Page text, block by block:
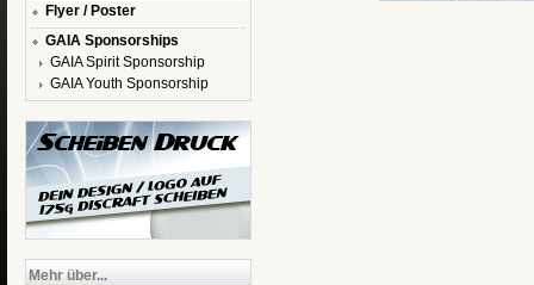
Flyer / Poster
GAIA Sponsorships
GAIA Spirit Sponsorship
GAIA Youth Sponsorship
Mehr über...